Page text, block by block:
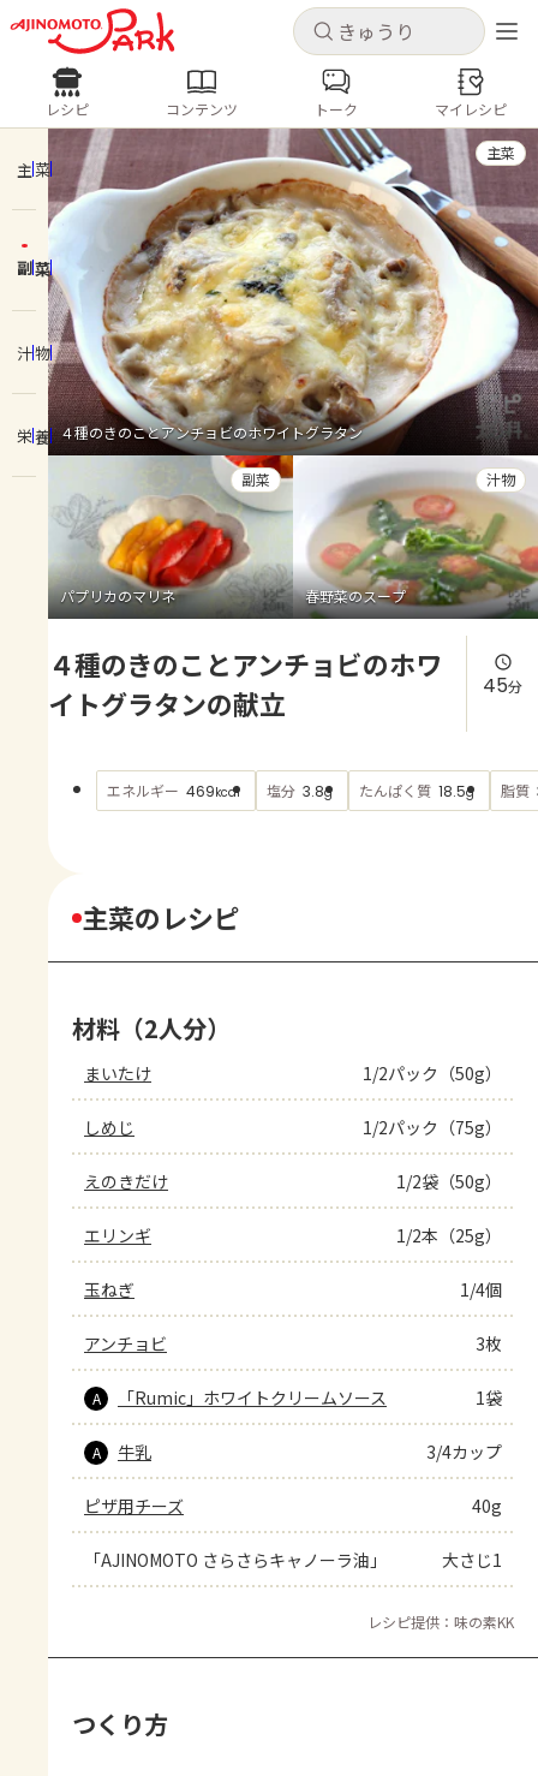
キャンセル
ログインするとレシピを保存できます
ログイン 新規登録
ホーム
コンテンツ
レシピ
よくあるお問い合わせ
お買い物
AJINOMOTO PARK とは
キャンセル
レシピ コンテンツ
人気の食材・レシピ
きゅうり なす トマト
とうもろこし
ピーマン
みょうが ゴーヤ
レシピ コンテンツ トーク マイレシピ
主菜
副菜
汁物
栄養 ４種のきのことアンチョビのホワイトグラタン
主菜
パプリカのマリネ
副菜
春野菜のスープ
汁物
４種のきのことアンチョビのホワ
イトグラタンの献立
45分
エネルギー 469kcal 塩分 3.8g たんぱく質 18.5g 脂質
主菜のレシピ
材料（2人分）
まいたけ 1/2パック（50g）
しめじ 1/2パック（75g）
えのきだけ 1/2袋（50g）
エリンギ 1/2本（25g）
玉ねぎ 1/4個
アンチョビ 3枚
A 「Rumic」ホワイトクリームソース 1袋
A 牛乳 3/4カップ
ピザ用チーズ 40g
「AJINOMOTO さらさらキャノーラ油」 大さじ1
レシピ提供：味の素KK
つくり方